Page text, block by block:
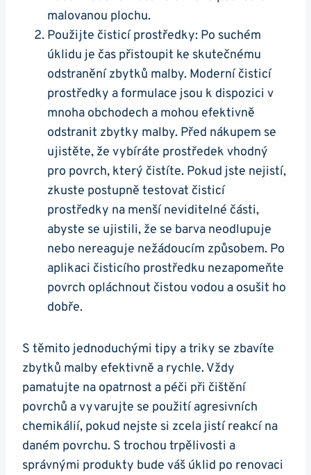
malovanou plochu.
Použijte čisticí prostředky: Po suchém
úklidu je čas přistoupit ke skutečnému
odstranění zbytků malby. Moderní čisticí
prostředky a formulace jsou k dispozici v
mnoha obchodech a mohou efektivně
odstranit zbytky malby. Před nákupem se
ujistěte, že vybíráte prostředek vhodný
pro povrch, který čistíte. Pokud jste nejistí,
zkuste postupně testovat čisticí
prostředky na menší neviditelné části,
abyste se ujistili, že se barva neodlupuje
nebo nereaguje nežádoucím způsobem. Po
aplikaci čisticího prostředku nezapomeňte
povrch opláchnout čistou vodou a osušit ho
dobře.
S těmito jednoduchými tipy a triky se zbavíte
zbytků malby efektivně a rychle. Vždy
pamatujte na opatrnost a péči při čištění
povrchů a vyvarujte se použití agresivních
chemikálií, pokud nejste si zcela jistí reakcí na
daném povrchu. S trochou trpělivosti a
správnými produkty bude váš úklid po renovaci